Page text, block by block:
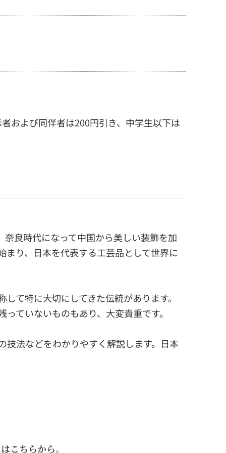
および同伴者は200円引き、中学生以下は
良時代になって中国から美しい装飾を加
り、日本を代表する工芸品として世界に
て特に大切にしてきた伝統があります。
ていないものもあり、大変貴重です。
技法などをわかりやすく解説します。日本
こちらから。